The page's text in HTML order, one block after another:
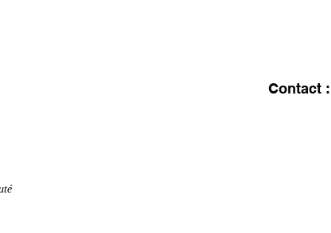
Contact :